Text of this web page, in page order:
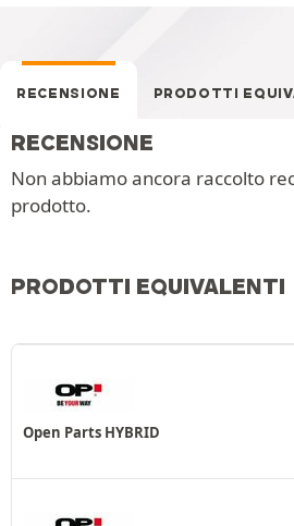
RECENSIONE PRODOTTI
RECENSIONE
Non abbiamo ancora raccolto
prodotto.
PRODOTTI EQUIVALENTI
Open Parts HYBRID